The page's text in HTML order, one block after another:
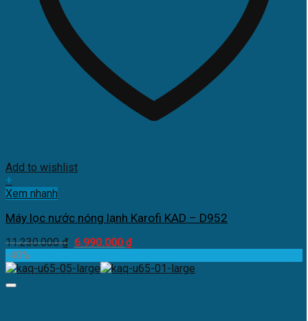
Add to wishlist
+
Xem nhanh
Máy lọc nước nóng lạnh Karofi KAD – D952
11.230.000₫ Giá
là:
6.990.000 ₫Giá
tại
-40%